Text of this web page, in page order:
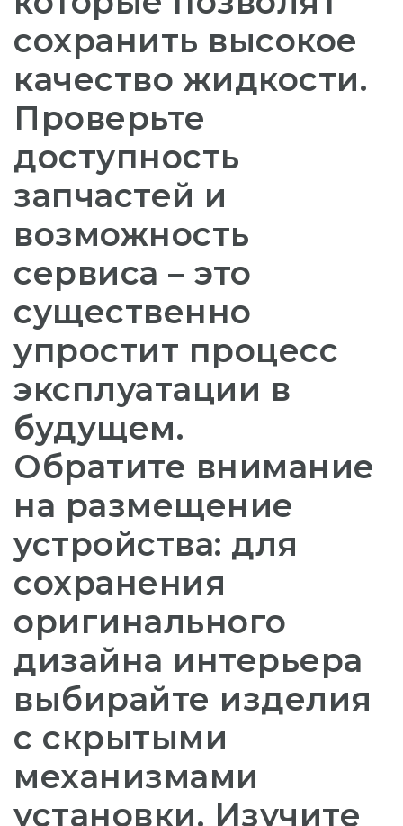
сохранить высокое
качество жидкости.
Проверьте
доступность
запчастей и
возможность
сервиса – это
существенно
упростит процесс
эксплуатации в
будущем.
Обратите внимание
на размещение
устройства: для
сохранения
оригинального
дизайна интерьера
выбирайте изделия
с скрытыми
механизмами
установки. Изучите